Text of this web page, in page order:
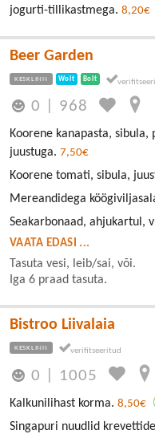
jogurti-tillikastmega. 8,20€
Beer Garden
KESKLINN Wolt Bolt
0 968
Koorene kanapasta,
juustuga. 7,50€
Koorene tomati, sibula,
Mereandidega
Seakarbonaad, ahjukartul,
VAATA EDASI ...
Tasuta vesi, leib/sai, või.
Iga 6 praad tasuta.
Bistroo Liivalaia
KESKLINN
0 1005
Kalkunilihast korma. 8,50€
Singapuri nuudlid